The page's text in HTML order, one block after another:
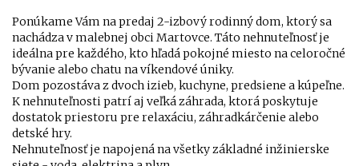
Ponúkame Vám na predaj 2-izbový rodinný dom, ktorý sa
nachádza v malebnej obci Martovce. Táto nehnuteľnosť je
ideálna pre každého, kto hľadá pokojné miesto na celoročné
bývanie alebo chatu na víkendové úniky.
Dom pozostáva z dvoch izieb, kuchyne, predsiene a kúpeľne.
K nehnuteľnosti patrí aj veľká záhrada, ktorá poskytuje
dostatok priestoru pre relaxáciu, záhradkárčenie alebo
detské hry.
Nehnuteľnosť je napojená na všetky základné inžinierske